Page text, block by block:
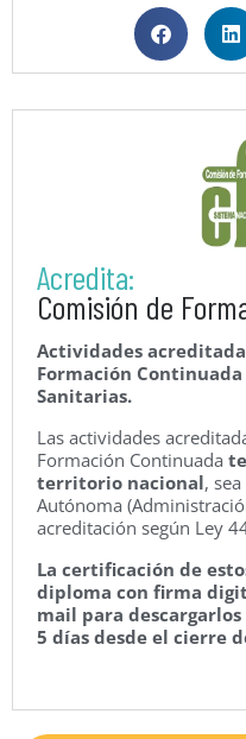
Acredita:
Comisión de
Actividades
Formación
Sanitarias.
Las actividades
Formación Continuada
territorio nacional,
Autónoma
acreditación según Ley
La certificación de
diploma con firma
mail para
5 días desde el cierre